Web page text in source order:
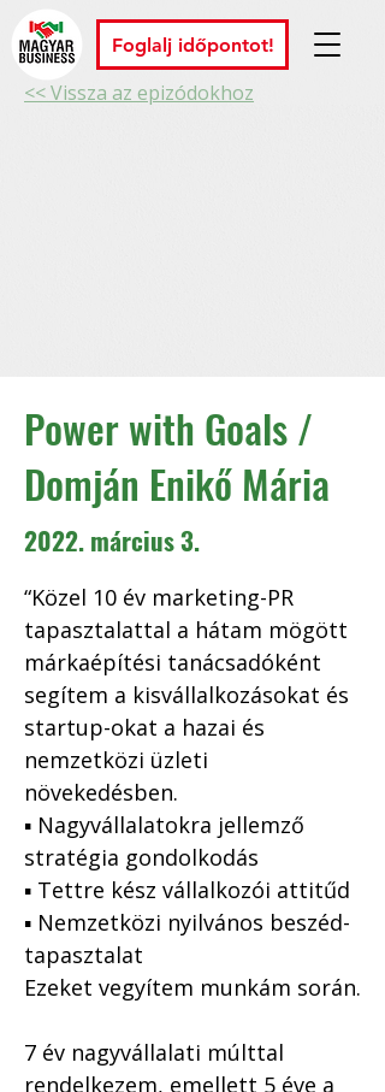
Foglalj időpontot!
<< Vissza az epizódokhoz
Power with Goals /
Domján Enikő Mária
2022. március 3.
“Közel 10 év marketing-PR
tapasztalattal a hátam mögött
márkaépítési tanácsadóként
segítem a kisvállalkozásokat és
startup-okat a hazai és
nemzetközi üzleti
növekedésben.
▪️ Nagyvállalatokra jellemző
stratégia gondolkodás
▪️ Tettre kész vállalkozói attitűd
▪️ Nemzetközi nyilvános beszéd-
tapasztalat
Ezeket vegyítem munkám során.
7 év nagyvállalati múlttal
rendelkezem, emellett 5 éve a